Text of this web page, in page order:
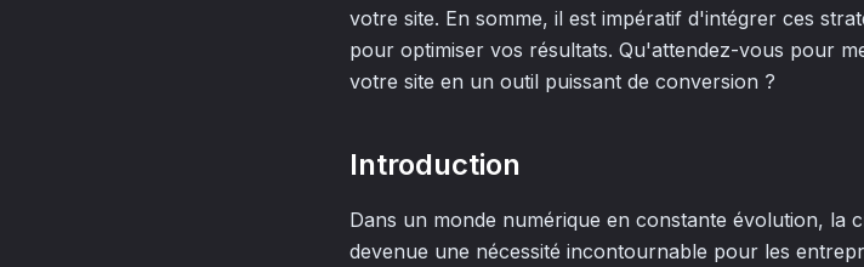
votre site. En somme, il est impératif d'intégrer ces
pour optimiser vos résultats. Qu'attendez-vous pour
votre site en un outil puissant de conversion ?
Introduction
Dans un monde numérique en constante évolution, la
devenue une nécessité incontournable pour les